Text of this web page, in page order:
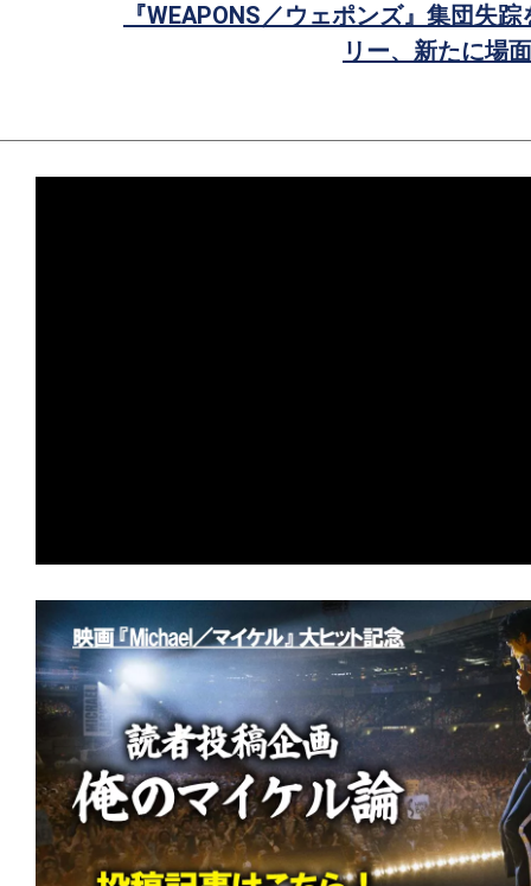
『WEAPONS／ウェポンズ』集団失
リー、新たに場